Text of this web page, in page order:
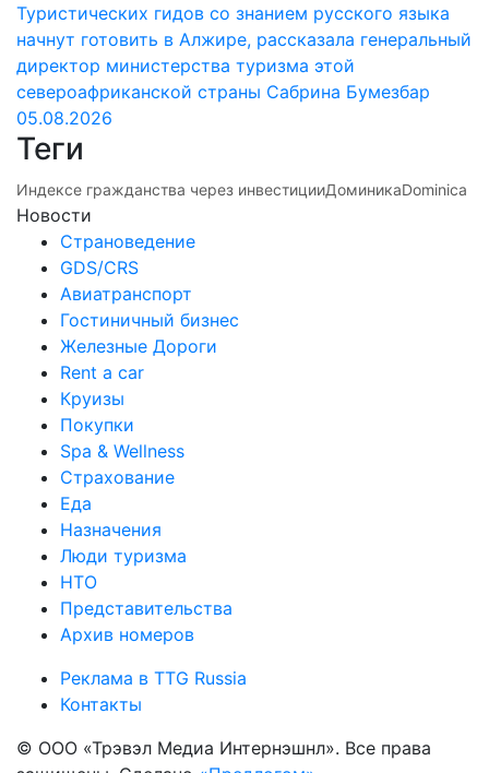
Туристических гидов со знанием русского языка
начнут готовить в Алжире, рассказала генеральный
директор министерства туризма этой
североафриканской страны Сабрина Бумезбар
05.08.2026
Теги
Индексе гражданства через инвестицииДоминикаDominica
Новости
Страноведение
GDS/CRS
Авиатранспорт
Гостиничный бизнес
Железные Дороги
Rent a car
Круизы
Покупки
Spa & Wellness
Страхование
Еда
Назначения
Люди туризма
НТО
Представительства
Архив номеров
Реклама в TTG Russia
Контакты
© ООО «Трэвэл Медиа Интернэшнл». Все права